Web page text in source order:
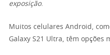
exposição.
Muitos celulares Android,
Galaxy S21 Ultra, têm opções